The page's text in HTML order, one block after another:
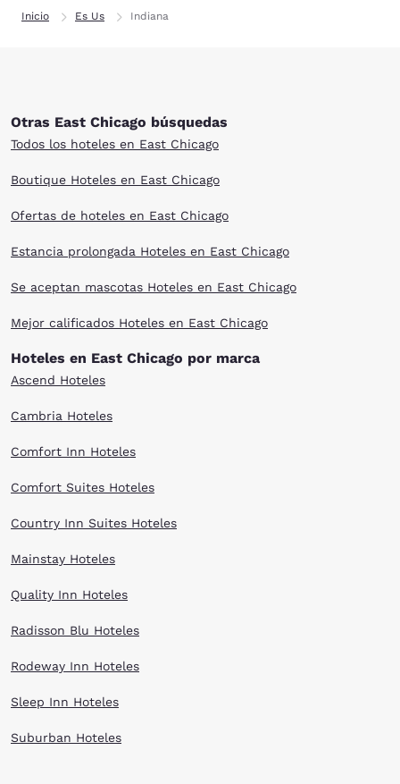
Inicio Es Us Indiana
Otras East Chicago búsquedas
Todos los hoteles en East Chicago
Boutique Hoteles en East Chicago
Ofertas de hoteles en East Chicago
Estancia prolongada Hoteles en East Chicago
Se aceptan mascotas Hoteles en East Chicago
Mejor calificados Hoteles en East Chicago
Hoteles en East Chicago por marca
Ascend Hoteles
Cambria Hoteles
Comfort Inn Hoteles
Comfort Suites Hoteles
Country Inn Suites Hoteles
Mainstay Hoteles
Quality Inn Hoteles
Radisson Blu Hoteles
Rodeway Inn Hoteles
Sleep Inn Hoteles
Suburban Hoteles